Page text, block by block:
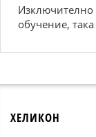
Изключително
обучение,
ХЕЛИКОН